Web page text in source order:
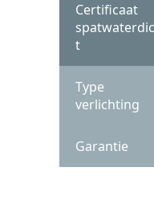
Certificaat
t
Type
verlichting
Garantie